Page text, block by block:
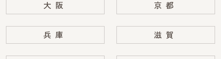
大阪 京都
兵庫 滋賀